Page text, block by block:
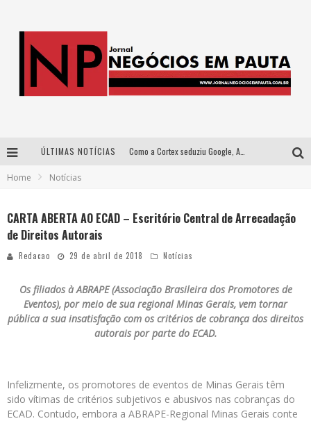
ÚLTIMAS NOTÍCIAS
Home Notícias
CARTA ABERTA AO ECAD – Escritório Central de Arrecadação
de Direitos Autorais
Redacao 29 de abril de 2018 Notícias
Os filiados à ABRAPE (Associação Brasileira dos Promotores de
Eventos), por meio de sua regional Minas Gerais, vem tornar
pública a sua insatisfação com os critérios de cobrança dos direitos
autorais por parte do ECAD.
Infelizmente, os promotores de eventos de Minas Gerais têm
sido vítimas de critérios subjetivos e abusivos nas cobranças do
ECAD. Contudo, embora a ABRAPE-Regional Minas Gerais conte